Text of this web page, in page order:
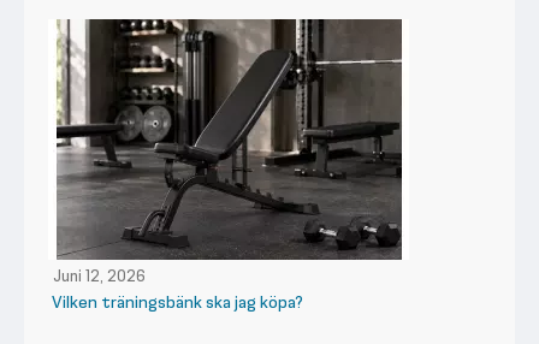
Juni 12, 2026
Vilken träningsbänk ska jag köpa?